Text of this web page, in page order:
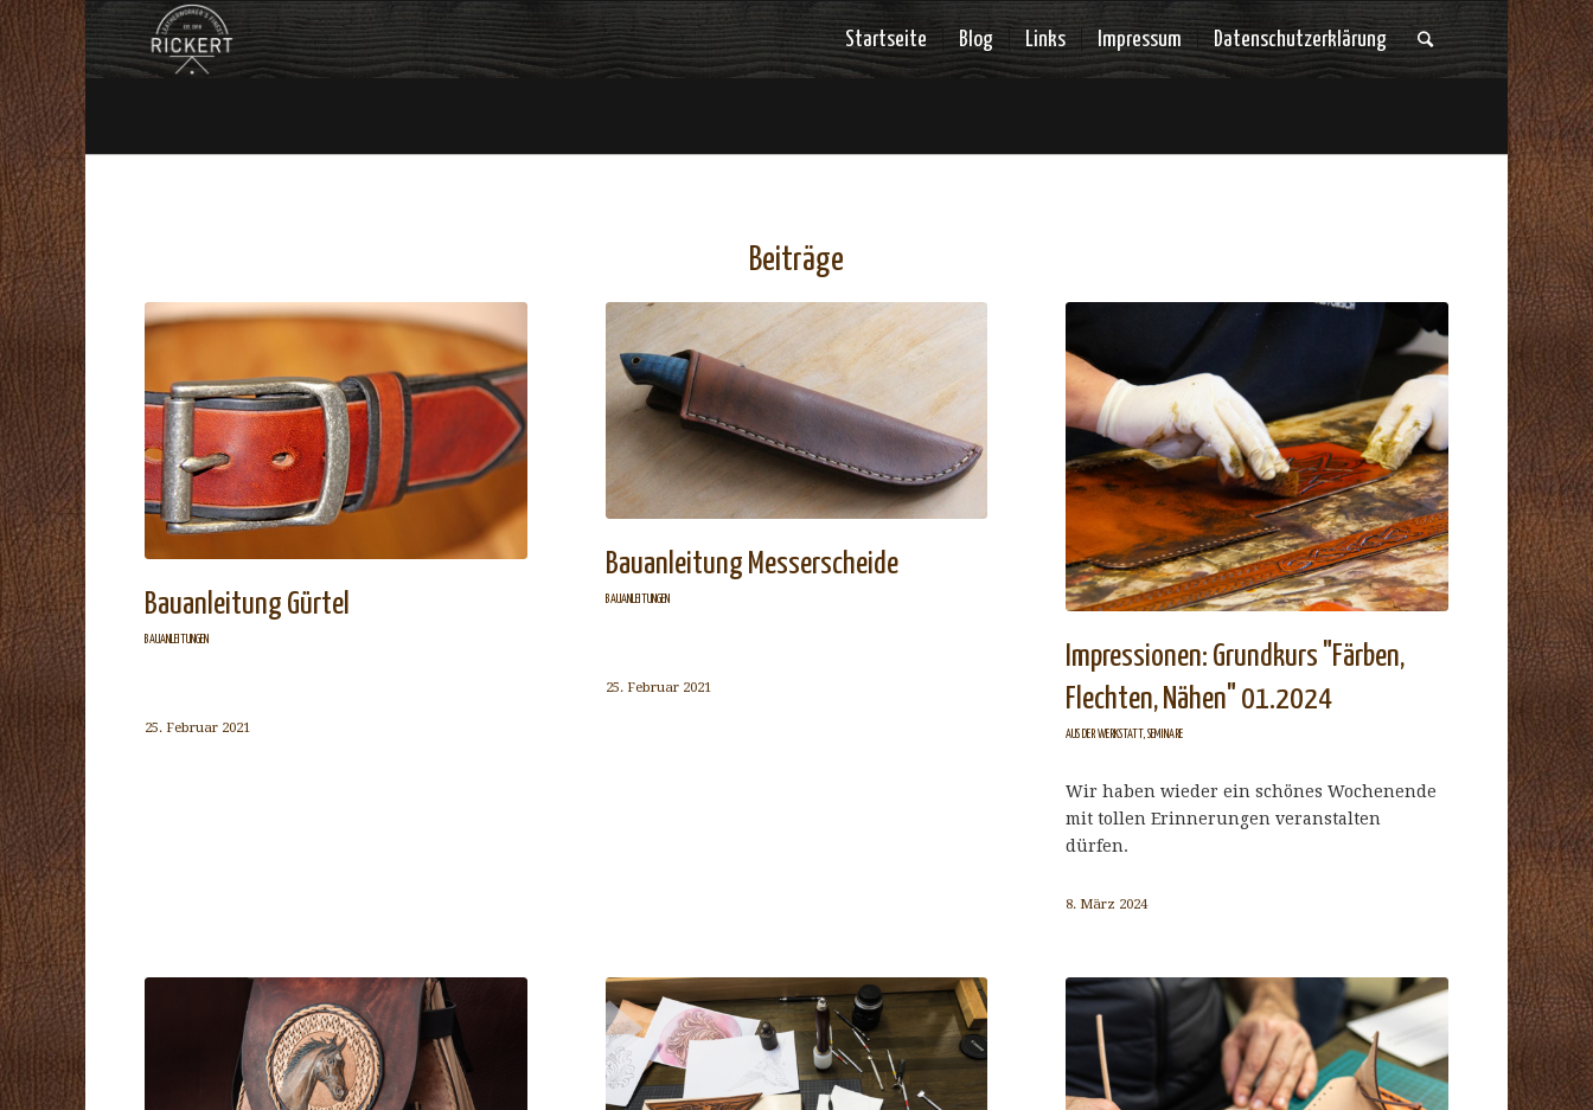
Startseite Blog Links Impressum Datenschutzerklärung
Beiträge
Bauanleitung Gürtel
BAUANLEITUNGEN
25. Februar 2021
Bauanleitung Messerscheide
BAUANLEITUNGEN
25. Februar 2021
Impressionen: Grundkurs "Färben,
Flechten, Nähen" 01.2024
AUS DER WERKSTATT ,SEMINARE
Wir haben wieder ein schönes Wochenende
mit tollen Erinnerungen veranstalten
dürfen.
8. März 2024